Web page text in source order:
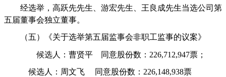
经选举，高跃先先生、游宏先生、王良成先生当选公司第
五届董事会独立董事。
（五）《关于选举第五届监事会非职工监事的议案》
候选人：曹贤平 同意股份数： 226,712,947票；
候选人：周文飞 同意股份数： 226,148,938票